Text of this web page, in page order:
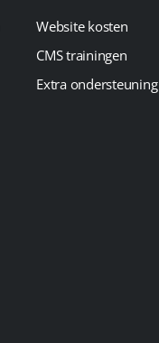
Website kosten
CMS trainingen
Extra ondersteuning